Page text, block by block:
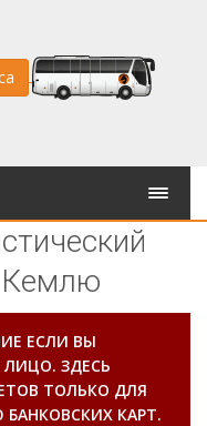
Кемлю
ЕСЛИ ВЫ
ЗДЕСЬ
ТОЛЬКО ДЛЯ
КАРТ.